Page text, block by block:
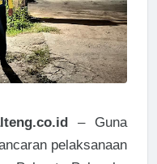
– Guna
pelaksanaan